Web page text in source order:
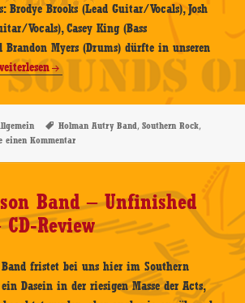
Brodye Brooks (Lead Guitar/Vocals), Josh
Vocals), Casey King (Bass
Brandon Myers (Drums) dürfte in unseren
Autry
Schlagwörter
Holman Autry Band,Southern Rock,
einen Kommentarzu Holman Autry Band – Souvenirs –
Band – Unfinished
Review
fristet bei uns hier im Southern
Dasein in der riesigen Masse der Acts,